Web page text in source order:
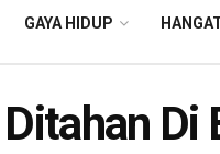
GAYA HIDUP
Ditahan